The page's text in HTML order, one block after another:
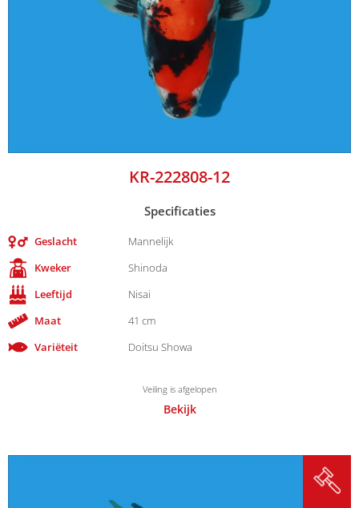
KR-222808-12
Specificaties
Geslacht
Mannelijk
Kweker
Shinoda
Leeftijd
Nisai
Maat
41 cm
Variëteit
Doitsu Showa
Veiling is afgelopen
Bekijk